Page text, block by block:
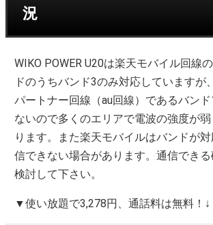
況
WIKO POWER U20は楽天モバイル回線
ドのうちバンド3のみ対応していますが
パートナー回線（au回線）であるバン
ないので多くのエリアで電波の強度が
ります。また楽天モバイルはバンドが
信できない場合があります。通信でき
検討して下さい。
▼使い放題で3,278円、通話料は無料！↓